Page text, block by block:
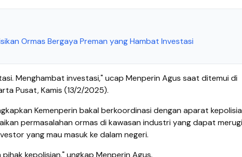
Ormas Bergaya Preman yang Hambat Investasi
Menghambat investasi," ucap Menperin Agus saat ditemui di
Pusat, Kamis (13/2/2025).
Kemenperin bakal berkoordinasi dengan aparat
permasalahan ormas di kawasan industri yang dapat
yang mau masuk ke dalam negeri.
kepolisian," ungkap Menperin Agus.